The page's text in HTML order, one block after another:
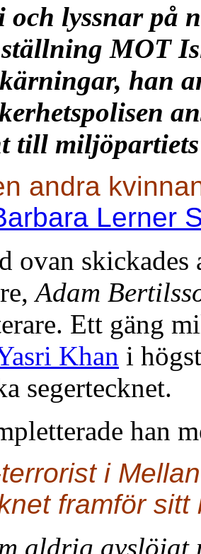
och lyssnar på
MOT
han
till miljöpartiets
andra
Lerner
ovan
Adam
Ett gäng
Khan i
segertecknet.
han
i
framför sitt
aldrig avslöjat